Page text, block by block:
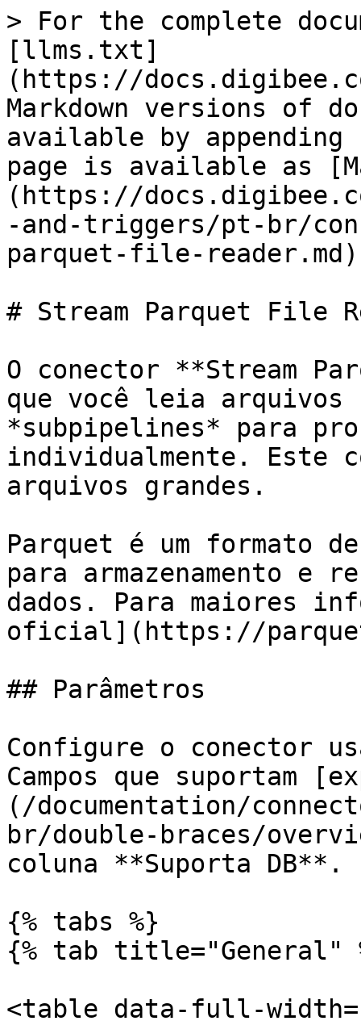
> For the complete
[llms.txt]
(https://
Markdown versions of
available by
page is available as
(https://
-and-triggers/pt-br/
parquet-file-
# Stream Parquet File
O conector **Stream
que você leia arquivos
*subpipelines* para
individualmente. Este
arquivos grandes.
Parquet é um formato
para armazenamento e
dados. Para maiores
oficial](https://
## Parâmetros
Configure o conector
Campos que suportam
(/documentation/
br/double-braces/
coluna **Suporta DB**.
{% tabs %}
{% tab title="General"
<table data-full-